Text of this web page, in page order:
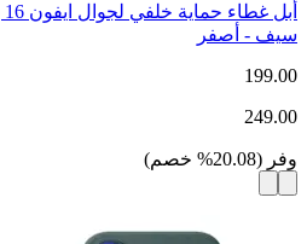
سيف - أصفر
199.00
249.00
وفر (
20.08
% خصم)